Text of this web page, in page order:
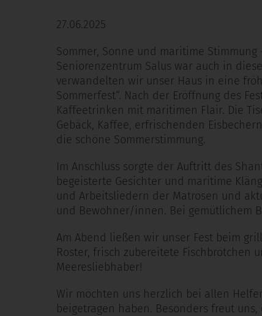
27.06.2025
Sommer, Sonne und maritime
Seniorenzentrum Salus war auch in
verwandelten wir unser Haus in eine
Sommerfest“. Nach der Eröffnung des
Kaffeetrinken mit maritimen Flair. Die
Gebäck, Kaffee, erfrischenden
die schöne Sommerstimmung.
Im Anschluss sorgte der Auftritt des
begeisterte Gesichter und maritime
und Arbeitsliedern der Matrosen und
und Bewohner/innen. Bei gemütlichem
Am Abend ließen wir unser Fest beim
Roster, frisch zubereitete Fischbrötchen
Meeresliebhaber!
Wir möchten uns herzlich bei allen
beigetragen haben. Besonders freut